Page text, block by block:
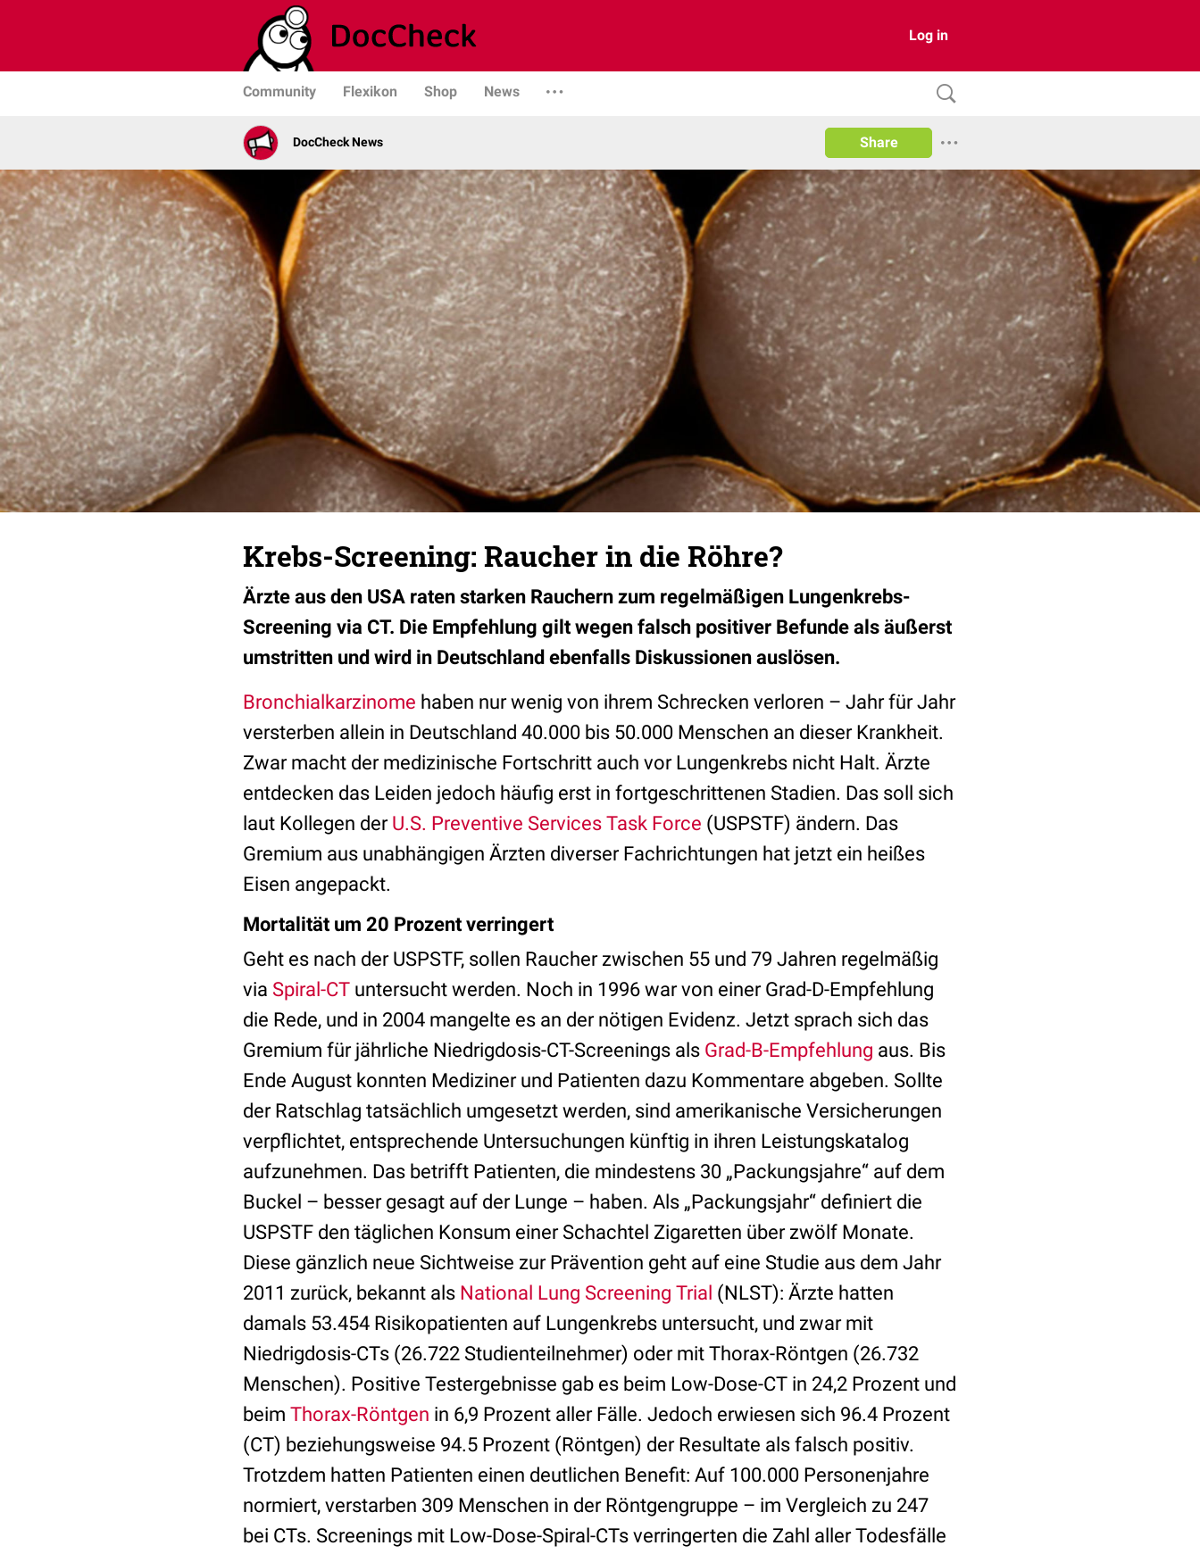
Log in
Community Flexikon Shop News
DocCheck News Share
Krebs-Screening: Raucher in die Röhre?
Ärzte aus den USA raten starken Rauchern zum regelmäßigen Lungenkrebs-
Screening via CT. Die Empfehlung gilt wegen falsch positiver Befunde als äußerst
umstritten und wird in Deutschland ebenfalls Diskussionen auslösen.
Bronchialkarzinome haben nur wenig von ihrem Schrecken verloren – Jahr für Jahr
versterben allein in Deutschland 40.000 bis 50.000 Menschen an dieser Krankheit.
Zwar macht der medizinische Fortschritt auch vor Lungenkrebs nicht Halt. Ärzte
entdecken das Leiden jedoch häufig erst in fortgeschrittenen Stadien. Das soll sich
laut Kollegen der U.S. Preventive Services Task Force (USPSTF) ändern. Das
Gremium aus unabhängigen Ärzten diverser Fachrichtungen hat jetzt ein heißes
Eisen angepackt.
Mortalität um 20 Prozent verringert
Geht es nach der USPSTF, sollen Raucher zwischen 55 und 79 Jahren regelmäßig
via Spiral-CT untersucht werden. Noch in 1996 war von einer Grad-D-Empfehlung
die Rede, und in 2004 mangelte es an der nötigen Evidenz. Jetzt sprach sich das
Gremium für jährliche Niedrigdosis-CT-Screenings als Grad-B-Empfehlung aus. Bis
Ende August konnten Mediziner und Patienten dazu Kommentare abgeben. Sollte
der Ratschlag tatsächlich umgesetzt werden, sind amerikanische Versicherungen
verpflichtet, entsprechende Untersuchungen künftig in ihren Leistungskatalog
aufzunehmen. Das betrifft Patienten, die mindestens 30 „Packungsjahre“ auf dem
Buckel – besser gesagt auf der Lunge – haben. Als „Packungsjahr“ definiert die
USPSTF den täglichen Konsum einer Schachtel Zigaretten über zwölf Monate.
Diese gänzlich neue Sichtweise zur Prävention geht auf eine Studie aus dem Jahr
2011 zurück, bekannt als National Lung Screening Trial (NLST): Ärzte hatten
damals 53.454 Risikopatienten auf Lungenkrebs untersucht, und zwar mit
Niedrigdosis-CTs (26.722 Studienteilnehmer) oder mit Thorax-Röntgen (26.732
Menschen). Positive Testergebnisse gab es beim Low-Dose-CT in 24,2 Prozent und
beim Thorax-Röntgen in 6,9 Prozent aller Fälle. Jedoch erwiesen sich 96.4 Prozent
(CT) beziehungsweise 94.5 Prozent (Röntgen) der Resultate als falsch positiv.
Trotzdem hatten Patienten einen deutlichen Benefit: Auf 100.000 Personenjahre
normiert, verstarben 309 Menschen in der Röntgengruppe – im Vergleich zu 247
bei CTs. Screenings mit Low-Dose-Spiral-CTs verringerten die Zahl aller Todesfälle